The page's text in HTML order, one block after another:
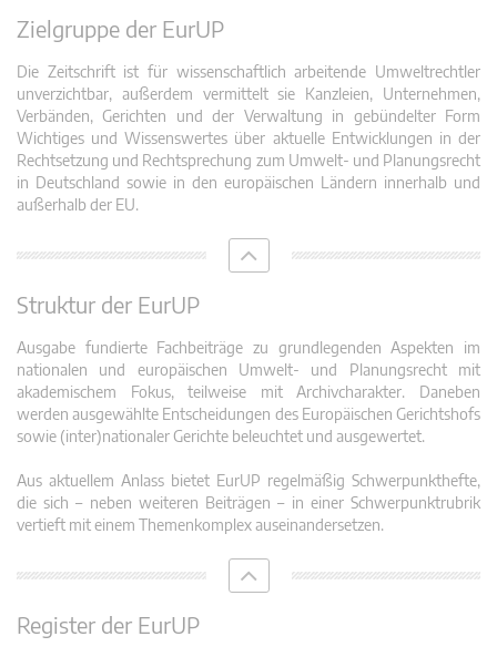
Zielgruppe der EurUP
Die Zeitschrift ist für wissenschaftlich arbeitende Umweltrechtler
unverzichtbar, außerdem vermittelt sie Kanzleien, Unternehmen,
Verbänden, Gerichten und der Verwaltung in gebündelter Form
Wichtiges und Wissenswertes über aktuelle Entwicklungen in der
Rechtsetzung und Rechtsprechung zum Umwelt- und Planungsrecht
in Deutschland sowie in den europäischen Ländern innerhalb und
außerhalb der EU.
Struktur der EurUP
Ausgabe fundierte Fachbeiträge zu grundlegenden Aspekten im
nationalen und europäischen Umwelt- und Planungsrecht mit
akademischem Fokus, teilweise mit Archivcharakter. Daneben
werden ausgewählte Entscheidungen des Europäischen Gerichtshofs
sowie (inter)nationaler Gerichte beleuchtet und ausgewertet.
Aus aktuellem Anlass bietet EurUP regelmäßig Schwerpunkthefte,
die sich – neben weiteren Beiträgen – in einer Schwerpunktrubrik
vertieft mit einem Themenkomplex auseinandersetzen.
Register der EurUP